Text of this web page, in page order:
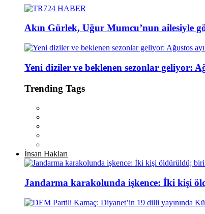
Akın Gürlek, Uğur Mumcu’nun ailesiyle
Yeni diziler ve beklenen sezonlar geliyor:
Trending Tags
İnsan Hakları
Jandarma karakolunda işkence: İki kişi